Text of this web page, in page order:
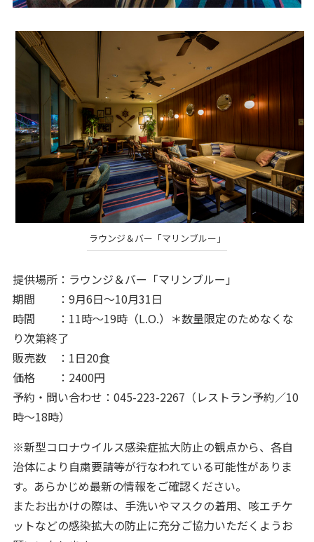
ラウンジ＆バー「マリンブルー」
提供場所：ラウンジ＆バー「マリンブルー」
期間 ：9月6日～10月31日
時間 ：11時～19時（L.O.）＊数量限定のためなくな
り次第終了
販売数 ：1日20食
価格 ：2400円
予約・問い合わせ：045-223-2267（レストラン予約／10
時～18時）
※新型コロナウイルス感染症拡大防止の観点から、各自
治体により自粛要請等が行なわれている可能性がありま
す。あらかじめ最新の情報をご確認ください。
またお出かけの際は、手洗いやマスクの着用、咳エチケ
ットなどの感染拡大の防止に充分ご協力いただくようお